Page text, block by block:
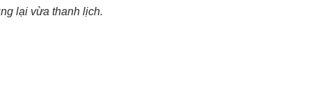
lại vừa thanh lịch.